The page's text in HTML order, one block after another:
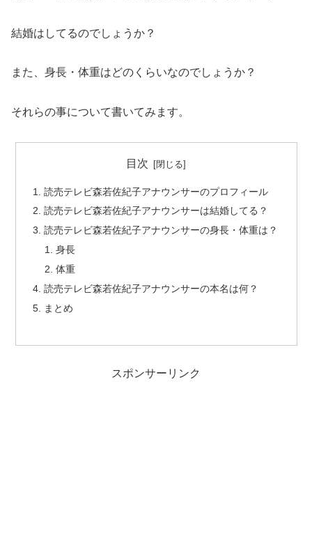
結婚はしてるのでしょうか？
また、身長・体重はどのくらいなのでしょうか？
それらの事について書いてみます。
目次
読売テレビ森若佐紀子アナウンサーのプロフィール
読売テレビ森若佐紀子アナウンサーは結婚してる？
読売テレビ森若佐紀子アナウンサーの身長・体重は？
身長
体重
読売テレビ森若佐紀子アナウンサーの本名は何？
まとめ
スポンサーリンク